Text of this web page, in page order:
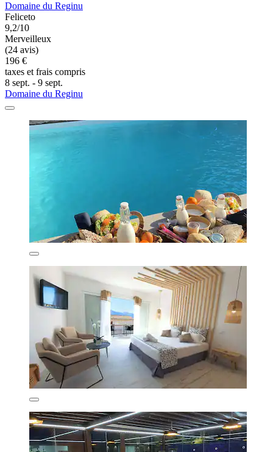
Domaine du Reginu
Feliceto
9,2/10
Merveilleux
(24 avis)
196 €
taxes et frais compris
8 sept. - 9 sept.
Domaine du Reginu